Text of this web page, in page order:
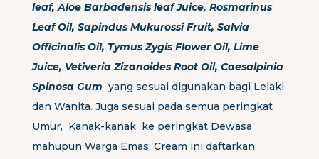
leaf, Aloe Barbadensis leaf Juice, Rosmarinus
Leaf Oil, Sapindus Mukurossi Fruit, Salvia
Officinalis Oil, Tymus Zygis Flower Oil, Lime
Juice, Vetiveria Zizanoides Root Oil, Caesalpinia
Spinosa Gum yang sesuai digunakan bagi Lelaki
dan Wanita. Juga sesuai pada semua peringkat
Umur, Kanak-kanak ke peringkat Dewasa
mahupun Warga Emas. Cream ini daftarkan